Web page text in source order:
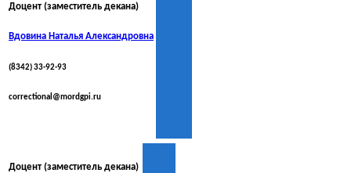
Доцент (заместитель декана)
Вдовина Наталья Александровна
(8342) 33-92-93
correctional@mordgpi.ru
Доцент (заместитель декана)